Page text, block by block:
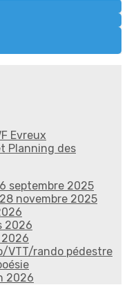
Evreux
Planning des
septembre 2025
novembre 2025
2026
2026
VTT/rando pédestre
2026